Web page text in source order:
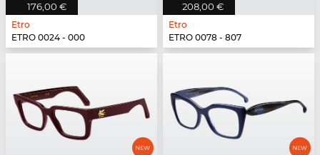
176,00 €
Etro
ETRO 0024 - 000
208,00 €
Etro
ETRO 0078 - 807